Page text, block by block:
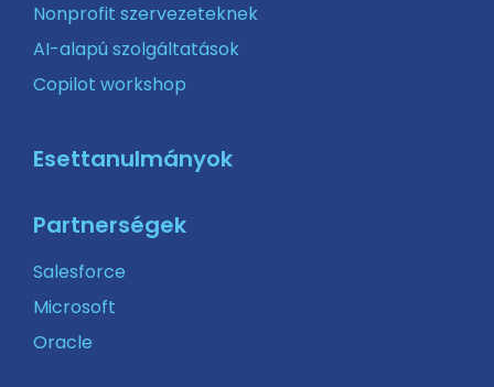
Nonprofit szervezeteknek
AI-alapú szolgáltatások
Copilot workshop
Esettanulmányok
Partnerségek
Salesforce
Microsoft
Oracle